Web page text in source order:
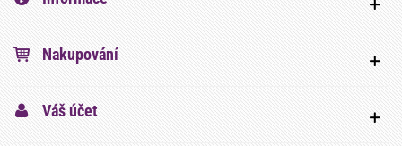
Nakupování
Váš účet